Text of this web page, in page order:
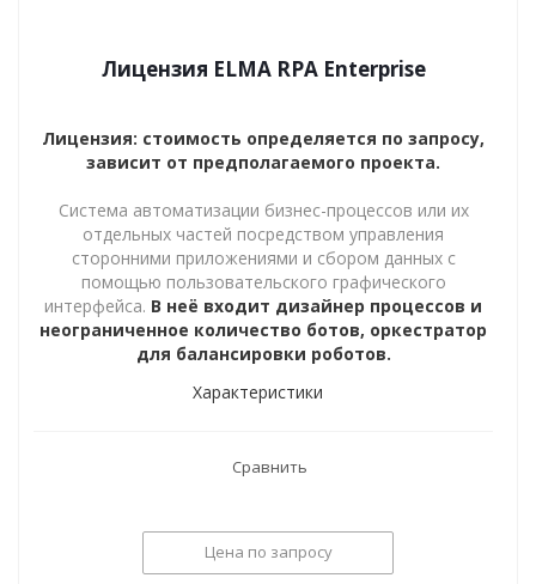
Лицензия ELMA RPA Enterprise
Лицензия: стоимость определяется по запросу,
зависит от предполагаемого проекта.
Cистема автоматизации бизнес-процессов или их
отдельных частей посредством управления
сторонними приложениями и сбором данных с
помощью пользовательского графического
интерфейса. В неё входит дизайнер процессов и
неограниченное количество ботов, оркестратор
для балансировки роботов.
Характеристики
Сравнить
Цена по запросу